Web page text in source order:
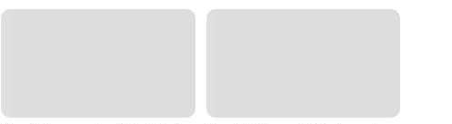
Objek Tanah
Dimanfaatkan Oknum